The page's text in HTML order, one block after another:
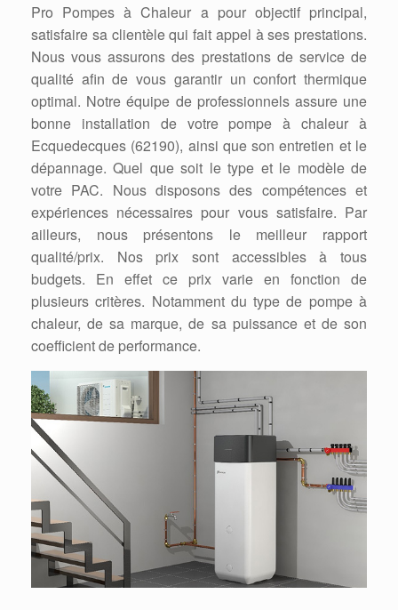
Pro Pompes à Chaleur a pour objectif principal,
satisfaire sa clientèle qui fait appel à ses prestations.
Nous vous assurons des prestations de service de
qualité afin de vous garantir un confort thermique
optimal. Notre équipe de professionnels assure une
bonne installation de votre pompe à chaleur à
Ecquedecques (62190), ainsi que son entretien et le
dépannage. Quel que soit le type et le modèle de
votre PAC. Nous disposons des compétences et
expériences nécessaires pour vous satisfaire. Par
ailleurs, nous présentons le meilleur rapport
qualité/prix. Nos prix sont accessibles à tous
budgets. En effet ce prix varie en fonction de
plusieurs critères. Notamment du type de pompe à
chaleur, de sa marque, de sa puissance et de son
coefficient de performance.